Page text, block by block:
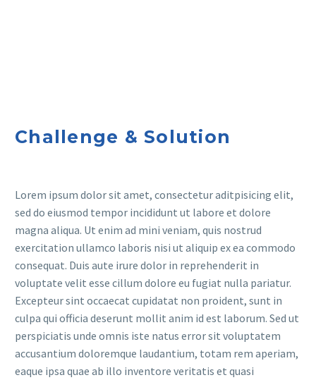
Challenge & Solution
Lorem ipsum dolor sit amet, consectetur aditpisicing elit,
sed do eiusmod tempor incididunt ut labore et dolore
magna aliqua. Ut enim ad mini veniam, quis nostrud
exercitation ullamco laboris nisi ut aliquip ex ea commodo
consequat. Duis aute irure dolor in reprehenderit in
voluptate velit esse cillum dolore eu fugiat nulla pariatur.
Excepteur sint occaecat cupidatat non proident, sunt in
culpa qui officia deserunt mollit anim id est laborum. Sed ut
perspiciatis unde omnis iste natus error sit voluptatem
accusantium doloremque laudantium, totam rem aperiam,
eaque ipsa quae ab illo inventore veritatis et quasi